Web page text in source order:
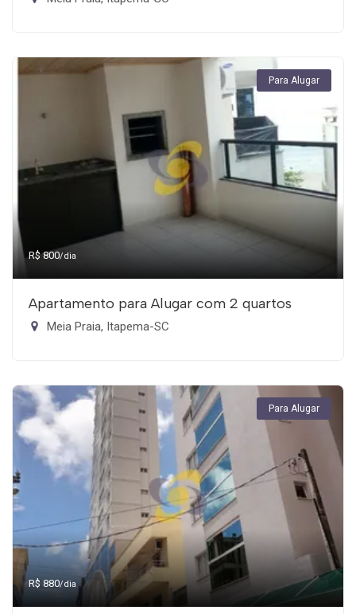
Para Alugar
R$ 800/dia
Apartamento para Alugar com 2 quartos
Meia Praia, Itapema-SC
Para Alugar
R$ 880/dia